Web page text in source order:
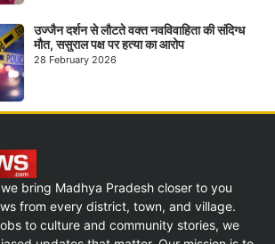
उज्जैन दर्शन से लौटते वक्त नवविवाहिता की संदिग्ध
मौत, ससुराल पक्ष पर हत्या का आरोप
28 February 2026
bring Madhya Pradesh closer to you
from every district, town, and village.
to culture and community stories, we